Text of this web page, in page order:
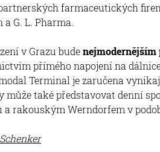
farmaceutických
a G. L. Pharma.
v Grazu bude
přímého napojení na
Terminal je zaručena
může také představovat denní
a rakouským Werndorfem v